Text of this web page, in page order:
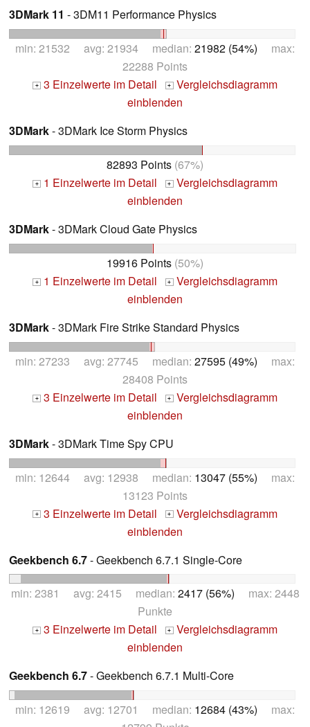
3DMark 11 - 3DM11 Performance Physics
min: 21532 avg: 21934 median: 21982 (54%) max:
22288 Points
+ 3 Einzelwerte im Detail + Vergleichsdiagramm
einblenden
3DMark- 3DMark Ice Storm Physics
82893 Points (67%)
+ 1 Einzelwerte im Detail + Vergleichsdiagramm
einblenden
3DMark- 3DMark Cloud Gate Physics
19916 Points (50%)
+ 1 Einzelwerte im Detail + Vergleichsdiagramm
einblenden
3DMark- 3DMark Fire Strike Standard Physics
min: 27233 avg: 27745 median: 27595 (49%) max:
28408 Points
+ 3 Einzelwerte im Detail + Vergleichsdiagramm
einblenden
3DMark- 3DMark Time Spy CPU
min: 12644 avg: 12938 median: 13047 (55%) max:
13123 Points
+ 3 Einzelwerte im Detail + Vergleichsdiagramm
einblenden
Geekbench 6.7- Geekbench 6.7.1 Single-Core
min: 2381 avg: 2415 median: 2417 (56%) max: 2448
Punkte
+ 3 Einzelwerte im Detail + Vergleichsdiagramm
einblenden
Geekbench 6.7- Geekbench 6.7.1 Multi-Core
min: 12619 avg: 12701 median: 12684 (43%) max: